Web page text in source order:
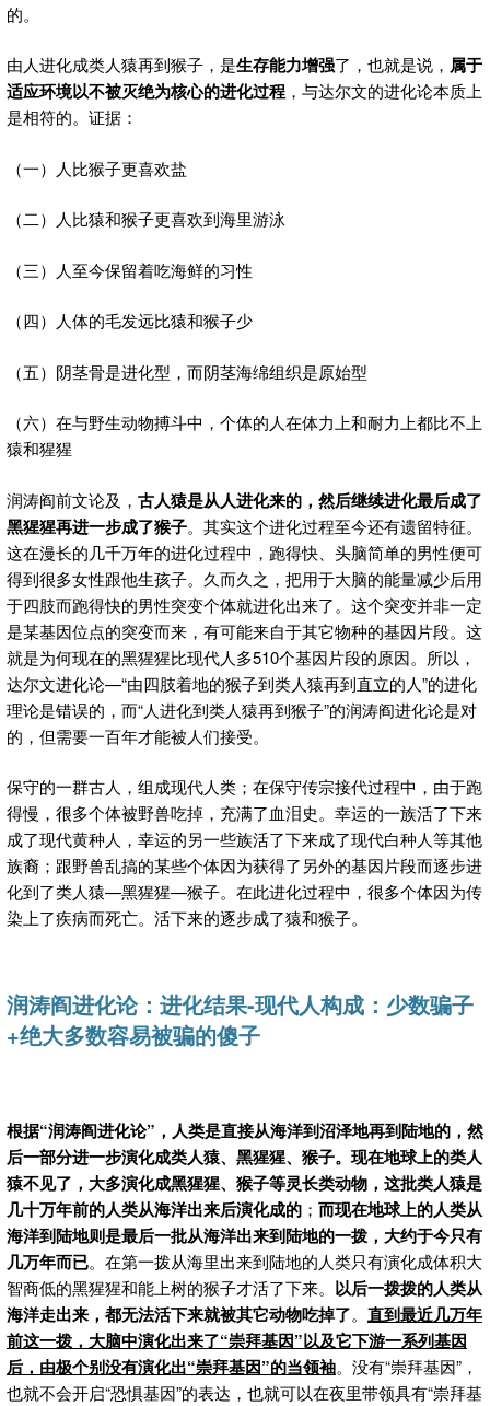
的。
由人进化成类人猿再到猴子，是生存能力增强了，也就是说， 属于
适应环境以不被灭绝为核心的进化过程 ，与达尔文的进化论本质上
是相符的。证据：
（一）人比猴子更喜欢盐
（二）人比猿和猴子更喜欢到海里游泳
（三）人至今保留着吃海鲜的习性
（四）人体的毛发远比猿和猴子少
（五）阴茎骨是进化型，而阴茎海绵组织是原始型
（六）在与野生动物搏斗中，个体的人在体力上和耐力上都比不上
猿和猩猩
润涛阎前文论及， 古人猿是从人进化来的，然后继续进化最后成了
黑猩猩再进一步成了猴子。其实这个进化过程至今还有遗留特征。
这在漫长的几千万年的进化过程中，跑得快、头脑简单的男性便可
得到很多女性跟他生孩子。久而久之，把用于大脑的能量减少后用
于四肢而跑得快的男性突变个体就进化出来了。这个突变并非一定
是某基因位点的突变而来，有可能来自于其它物种的基因片段。这
就是为何现在的黑猩猩比现代人多510个基因片段的原因。所以，
达尔文进化论—“由四肢着地的猴子到类人猿再到直立的人”的进化
理论是错误的，而“人进化到类人猿再到猴子”的润涛阎进化论是对
的，但需要一百年才能被人们接受。
保守的一群古人，组成现代人类；在保守传宗接代过程中，由于跑
得慢，很多个体被野兽吃掉，充满了血泪史。幸运的一族活了下来
成了现代黄种人，幸运的另一些族活了下来成了现代白种人等其他
族裔；跟野兽乱搞的某些个体因为获得了另外的基因片段而逐步进
化到了类人猿—黑猩猩—猴子。在此进化过程中，很多个体因为传
染上了疾病而死亡。活下来的逐步成了猿和猴子。
润涛阎进化论：进化结果-现代人构成：少数骗子
+绝大多数容易被骗的傻子
根据“润涛阎进化论”，人类是直接从海洋到沼泽地再到陆地的，然
后一部分进一步演化成类人猿、黑猩猩、猴子。现在地球上的类人
猿不见了，大多演化成黑猩猩、猴子等灵长类动物，这批类人猿是
几十万年前的人类从海洋出来后演化成的 ； 而现在地球上的人类从
海洋到陆地则是最后一批从海洋出来到陆地的一拨，大约于今只有
几万年而已。在第一拨从海里出来到陆地的人类只有演化成体积大
智商低的黑猩猩和能上树的猴子才活了下来。 以后一拨拨的人类从
海洋走出来，都无法活下来就被其它动物吃掉了。 直到最近几万年
前这一拨，大脑中演化出来了“崇拜基因”以及它下游一系列基因
后，由极个别没有演化出“崇拜基因”的当领袖。没有“崇拜基因”，
也就不会开启“恐惧基因”的表达，也就可以在夜里带领具有“崇拜基